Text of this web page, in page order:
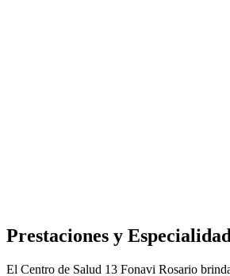
Prestaciones y
El Centro de Salud 13 Fonavi Rosario